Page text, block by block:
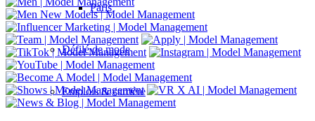
Paris
Défilé de mode
Emplois & carrière